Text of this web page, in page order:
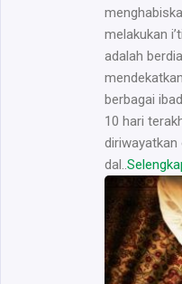
melakukan
adalah
berbagai
10 hari
diriwayatkan
dal..